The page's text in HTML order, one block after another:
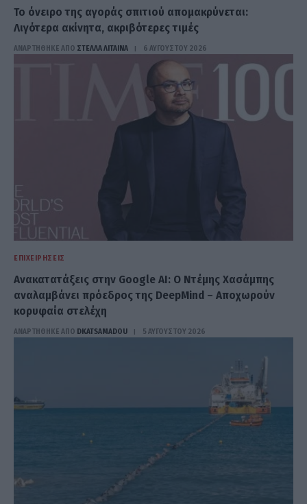
Το όνειρο της αγοράς σπιτιού απομακρύνεται:
Λιγότερα ακίνητα, ακριβότερες τιμές
ΑΝΑΡΤΗΘΗΚΕ ΑΠΟ ΣΤΈΛΛΑ ΛΊΤΑΙΝΑ 6 ΑΥΓΟΎΣΤΟΥ 2026
ΕΠΙΧΕΙΡΉΣΕΙΣ
Ανακατατάξεις στην Google AI: Ο Ντέμης Χασάμπης
αναλαμβάνει πρόεδρος της DeepMind – Αποχωρούν
κορυφαία στελέχη
ΑΝΑΡΤΗΘΗΚΕ ΑΠΟ DKATSAMADOU 5 ΑΥΓΟΎΣΤΟΥ 2026